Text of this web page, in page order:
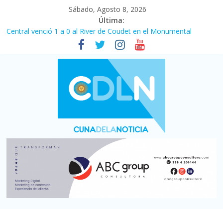
Sábado, Agosto 8, 2026
Última:
Central venció 1 a 0 al River de Coudet en el Monumental
La morosidad alcanzó su nivel más alto en dos décadas y ya
afecta a 400 mil deudores en Santa Fe
Desde que asumió Milei cerraron 41.000 kioscos: el sector
denuncia crisis como en 2001
Vacaciones de invierno con más movimiento y consumo
turístico: 4,6 millones de personas viajaron por el país, un 5,9%
Fuerte caída de la venta de autos usados en julio: bajó un 12,6%